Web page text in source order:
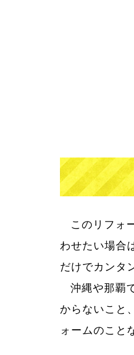
このリフォ
わせたい場合
だけでカンタ
沖縄や那覇
からないこと
ォームのこと
リフォーム
からない疑問